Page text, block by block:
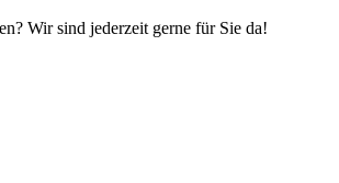
Wir sind jederzeit gerne für Sie da!